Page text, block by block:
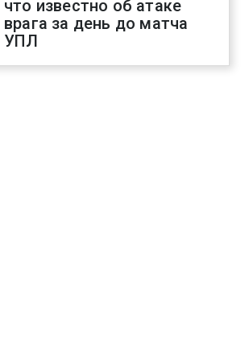
что известно об атаке
врага за день до матча
УПЛ